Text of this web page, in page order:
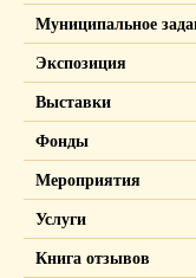
Муниципальное
Экспозиция
Выставки
Фонды
Мероприятия
Услуги
Книга отзывов